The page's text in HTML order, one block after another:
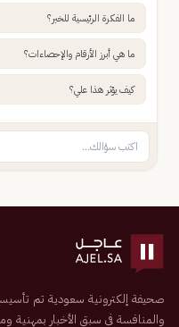
ما الفكرة الرئيسية للخبر؟
ما هي أبرز الأرقام والإحصاءات؟
كيف يؤثر هذا علي؟
والمنافسة في سبق الأخبار